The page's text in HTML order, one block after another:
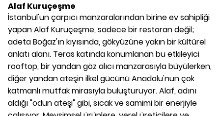
Alaf Kuruçeşme
İstanbul'un çarpıcı manzaralarından birine ev sahipliği
yapan Alaf Kuruçeşme, sadece bir restoran değil;
adeta Boğaz'ın kıyısında, gökyüzüne yakın bir kültürel
anlatı alanı. Teras katında konumlanan bu etkileyici
rooftop, bir yandan göz alıcı manzarasıyla büyülerken,
diğer yandan ateşin ilkel gücünü Anadolu'nun çok
katmanlı mutfak mirasıyla buluşturuyor. Alaf, adını
aldığı "odun ateşi" gibi, sıcak ve samimi bir enerjiyle